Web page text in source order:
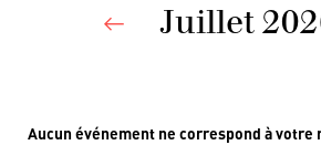
Previous
Juillet
Aucun événement ne correspond à votre